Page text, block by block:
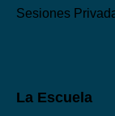
Sesiones
La Escuela